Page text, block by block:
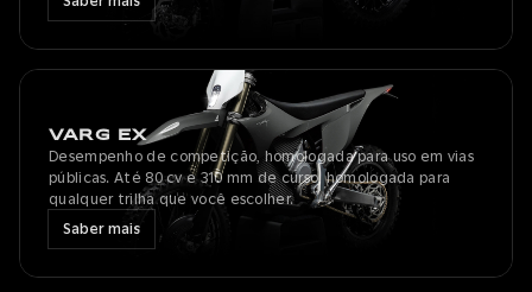
VARG EX
Desempenho de competição, homologada para uso em vias
públicas. Até 80 cv e 310 mm de curso, homologada para
qualquer trilha que você escolher.
Saber mais